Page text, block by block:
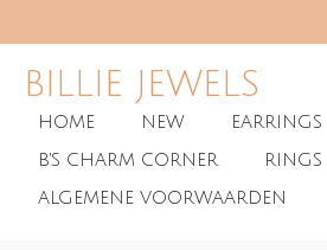
to
main
content
BILLIE JEWELS
HOME NEW EARRINGS
B'S CHARM CORNER
RINGS
ALGEMENE VOORWAARDEN